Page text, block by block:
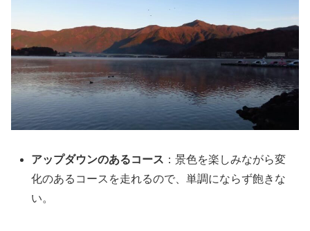
アップダウンのあるコース ：景色を楽しみながら変
化のあるコースを走れるので、単調にならず飽きな
い。